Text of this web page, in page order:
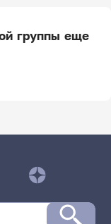
группы еще